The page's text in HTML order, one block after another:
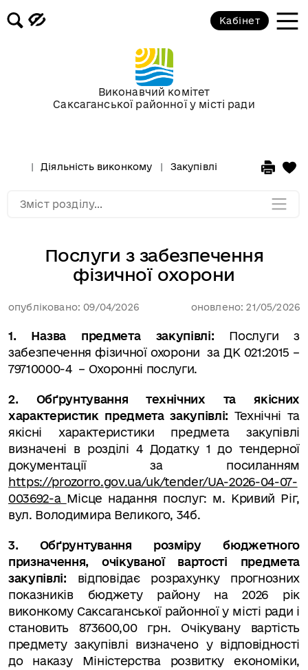
Виконавчий комітет
Саксаганської районної у місті ради
Кабінет
Діяльність виконкому Закупівлі
Послуги з забезпечення
фізичної охорони
опубліковано: 09/04/2026 оновлено: 21/05/2026
1. Назва предмета закупівлі:
Послуги з
забезпечення фізичної охорони за ДК 021:2015 –
79710000-4 – Охоронні послуги.
2. Обґрунтування технічних та якісних
характеристик предмета закупівлі: Технічні та
якісні характеристики предмета закупівлі
визначені в розділі 4 Додатку 1 до тендерної
документації за посиланням
https://prozorro.gov.ua/uk/tender/UA-2026-04-07-
003692-a Місце надання послуг: м. Кривий Ріг,
вул. Володимира Великого, 34б.
3. Обґрунтування розміру бюджетного
призначення, очікуваної вартості предмета
закупівлі:
відповідає розрахунку прогнозних
показників бюджету району на 2026 рік
виконкому Саксаганської районної у місті ради і
становить873600,00 грн.
Очікувану вартість
предмету закупівлі визначено у відповідності
до наказу Міністерства розвитку економіки,
Зміст розділу...
Публічні послуги, що надаються у
виконкомі районної у місті ради
Послуги щодо соціального захисту
Громадська комісія з житлових